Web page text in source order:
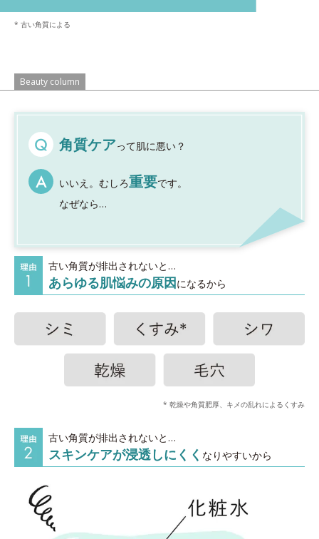
* 古い角質による
Beauty column
角質ケアって肌に悪い？
いいえ。むしろ重要です。
なぜなら…
古い角質が排出されないと…
あらゆる肌悩みの原因になるから
* 乾燥や角質肥厚、キメの乱れによるくすみ
古い角質が排出されないと…
スキンケアが浸透しにくく なりやすいから